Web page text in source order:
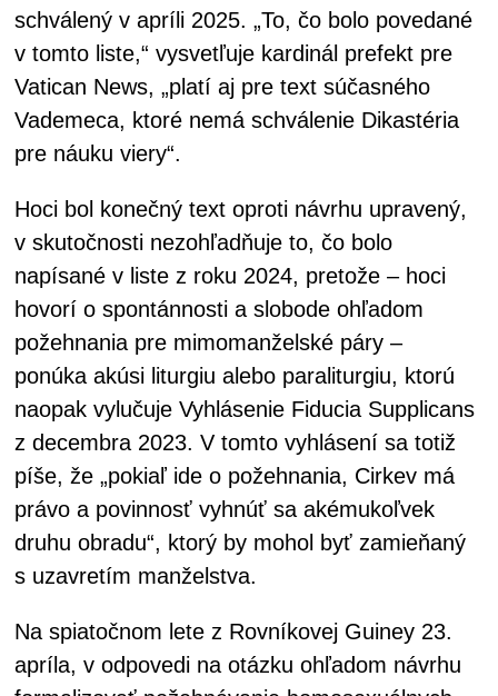
schválený v apríli 2025. „To, čo bolo povedané
v tomto liste,“ vysvetľuje kardinál prefekt pre
Vatican News, „platí aj pre text súčasného
Vademeca, ktoré nemá schválenie Dikastéria
pre náuku viery“.
Hoci bol konečný text oproti návrhu upravený,
v skutočnosti nezohľadňuje to, čo bolo
napísané v liste z roku 2024, pretože – hoci
hovorí o spontánnosti a slobode ohľadom
požehnania pre mimomanželské páry –
ponúka akúsi liturgiu alebo paraliturgiu, ktorú
naopak vylučuje Vyhlásenie Fiducia Supplicans
z decembra 2023. V tomto vyhlásení sa totiž
píše, že „pokiaľ ide o požehnania, Cirkev má
právo a povinnosť vyhnúť sa akémukoľvek
druhu obradu“, ktorý by mohol byť zamieňaný
s uzavretím manželstva.
Na spiatočnom lete z Rovníkovej Guiney 23.
apríla, v odpovedi na otázku ohľadom návrhu